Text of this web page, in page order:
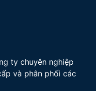
ty chuyên nghiệp
và phân phối các